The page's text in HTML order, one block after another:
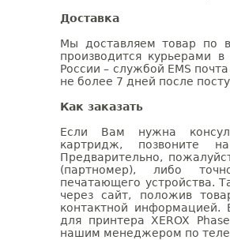
Доставка
Мы доставляем товар по
производится курьерами
России – службой EMS
не более 7 дней после
Как заказать
Если Вам нужна
картридж, позвоните
Предварительно,
(партномер), либо
печатающего устройства.
через сайт, положив
контактной информацией.
для принтера XEROX
нашим менеджером по